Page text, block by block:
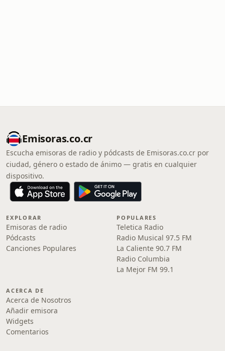
Emisoras.co.cr
Escucha emisoras de radio y pódcasts de Emisoras.co.cr por
ciudad, género o estado de ánimo — gratis en cualquier
dispositivo.
EXPLORAR
Emisoras de radio
Pódcasts
Canciones Populares
POPULARES
Teletica Radio
Radio Musical 97.5 FM
La Caliente 90.7 FM
Radio Columbia
La Mejor FM 99.1
ACERCA DE
Acerca de Nosotros
Añadir emisora
Widgets
Comentarios